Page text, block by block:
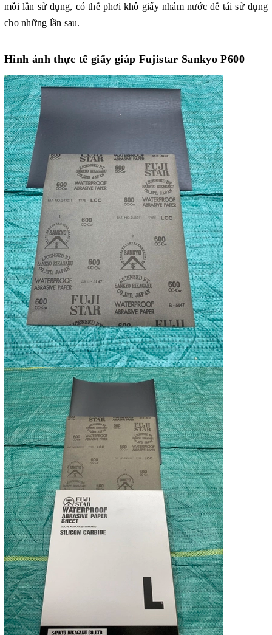
mỗi lần sử dụng, có thể phơi khô giấy nhám nước để tái sử dụng
cho những lần sau.
Hình ảnh thực tế giấy giáp Fujistar Sankyo P600